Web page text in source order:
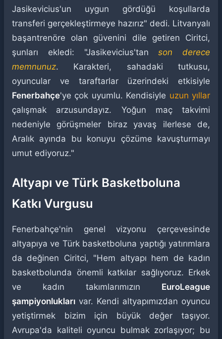
Jasikevicius'un uygun gördüğü koşullarda
transferi gerçekleştirmeye hazırız" dedi. Litvanyalı
başantrenöre olan güvenini dile getiren Ciritci,
şunları ekledi: "Jasikevicius'tanson derece
memnunuz. Karakteri, sahadaki tutkusu,
oyuncular ve taraftarlar üzerindeki etkisiyle
Fenerbahçe'ye çok uyumlu. Kendisiyle uzun yıllar
çalışmak arzusundayız. Yoğun maç takvimi
nedeniyle görüşmeler biraz yavaş ilerlese de,
Aralık ayında bu konuyu çözüme kavuşturmayı
umut ediyoruz."
Altyapı ve Türk Basketboluna
Katkı Vurgusu
Fenerbahçe'nin genel vizyonu çerçevesinde
altyapıya ve Türk basketboluna yaptığı yatırımlara
da değinen Ciritci, "Hem altyapı hem de kadın
basketbolunda önemli katkılar sağlıyoruz. Erkek
ve kadın takımlarımızın EuroLeague
şampiyonlukları var. Kendi altyapımızdan oyuncu
yetiştirmek bizim için büyük değer taşıyor.
Avrupa'da kaliteli oyuncu bulmak zorlaşıyor; bu